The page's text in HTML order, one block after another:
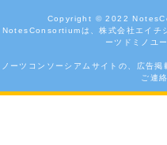
Copyright © 2022
NotesConsortiumは、株式会社エイチ
ーツドミノユ
ノーツコンソーシアムサイトの、広告
ご連